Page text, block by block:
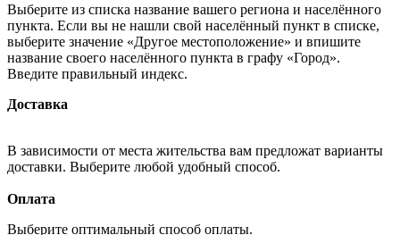
Выберите из списка название вашего региона и населённого
пункта. Если вы не нашли свой населённый пункт в списке,
выберите значение «Другое местоположение» и впишите
название своего населённого пункта в графу «Город».
Введите правильный индекс.
Доставка
В зависимости от места жительства вам предложат варианты
доставки. Выберите любой удобный способ.
Оплата
Выберите оптимальный способ оплаты.